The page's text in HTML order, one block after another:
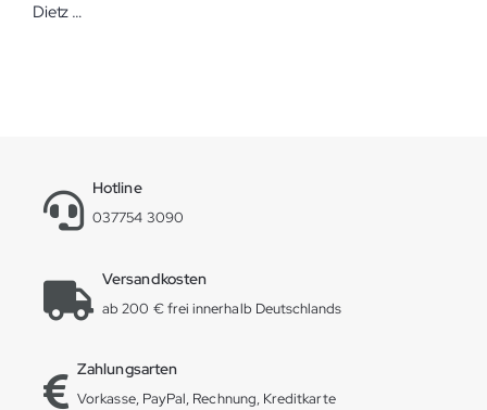
Dietz Caneo B Faltrollstuhl
Hotline
037754 3090
Versandkosten
ab 200 € frei innerhalb Deutschlands
Zahlungsarten
Vorkasse, PayPal, Rechnung, Kreditkarte